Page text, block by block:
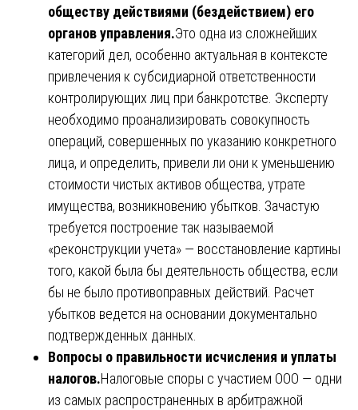
обществу действиями (бездействием) его
органов управления.Это одна из сложнейших
категорий дел, особенно актуальная в контексте
привлечения к субсидиарной ответственности
контролирующих лиц при банкротстве. Эксперту
необходимо проанализировать совокупность
операций, совершенных по указанию конкретного
лица, и определить, привели ли они к уменьшению
стоимости чистых активов общества, утрате
имущества, возникновению убытков. Зачастую
требуется построение так называемой
«реконструкции учета» — восстановление картины
того, какой была бы деятельность общества, если
бы не было противоправных действий. Расчет
убытков ведется на основании документально
подтвержденных данных.
Вопросы о правильности исчисления и уплаты
налогов.Налоговые споры с участием ООО — одни
из самых распространенных в арбитражной